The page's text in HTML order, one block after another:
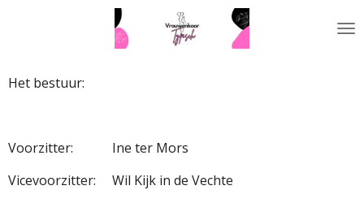
de
Het bestuur:
Voorzitter: Ine ter Mors
Vicevoorzitter: Wil Kijk in de Vechte